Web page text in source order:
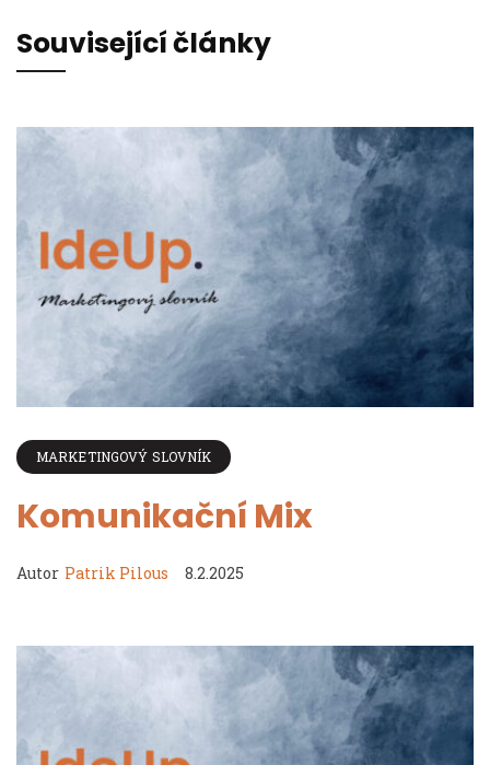
Související články
MARKETINGOVÝ SLOVNÍK
Komunikační Mix
Autor Patrik Pilous 8.2.2025